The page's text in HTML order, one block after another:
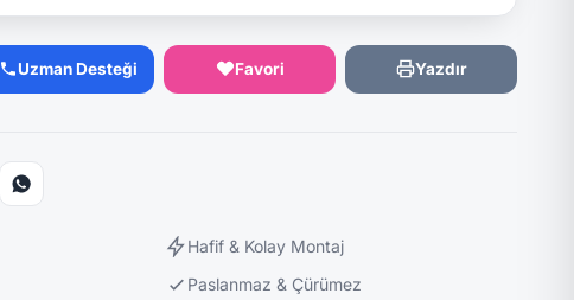
Uzman Desteği Favori Yazdır
Hafif & Kolay Montaj
Paslanmaz & Çürümez